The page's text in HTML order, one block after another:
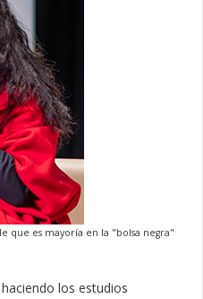
que es mayoría en la "bolsa negra"
los estudios